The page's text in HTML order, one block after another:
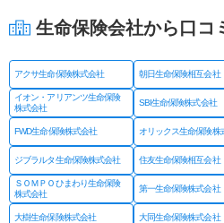
生命保険会社から口コ
アクサ生命保険株式会社 朝日生命保険相互会社
イオン・アリアンツ生命保険
株式会社
SBI生命保険株式会社
FWD生命保険株式会社 オリックス生命保険株
ジブラルタ生命保険株式会社 住友生命保険相互会社
ＳＯＭＰＯひまわり生命保険
株式会社
第一生命保険株式会社
大樹生命保険株式会社 大同生命保険株式会社